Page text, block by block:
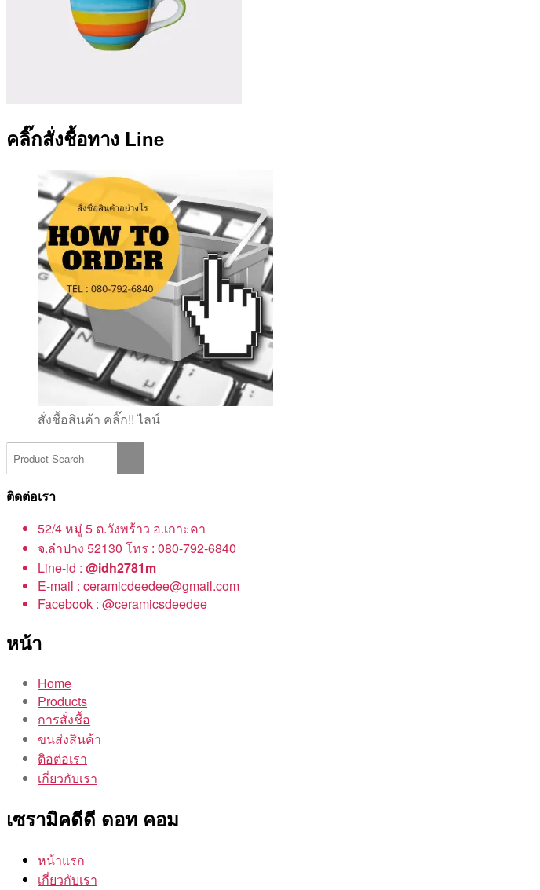
คลิ๊กสั่งชื้อทาง Line
สั่งชื้อสินค้า คลิ๊ก!! ไลน์
ติดต่อเรา
52/4 หมู่ 5 ต.วังพร้าว อ.เกาะคา
จ.ลำปาง 52130 โทร : 080-792-6840
Line-id : @idh2781m
E-mail : ceramicdeedee@gmail.com
Facebook : @ceramicsdeedee
หน้า
Home
Products
การสั่งชื้อ
ขนส่งสินค้า
ติอต่อเรา
เกี่ยวกับเรา
เซรามิคดีดี ดอท คอม
หน้าแรก
เกี่ยวกับเรา